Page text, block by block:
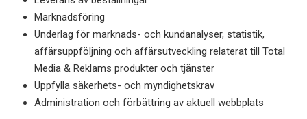
Marknadsföring
Underlag för marknads- och kundanalyser, statistik,
affärsuppföljning och affärsutveckling relaterat till Total
Media & Reklams produkter och tjänster
Uppfylla säkerhets- och myndighetskrav
Administration och förbättring av aktuell webbplats